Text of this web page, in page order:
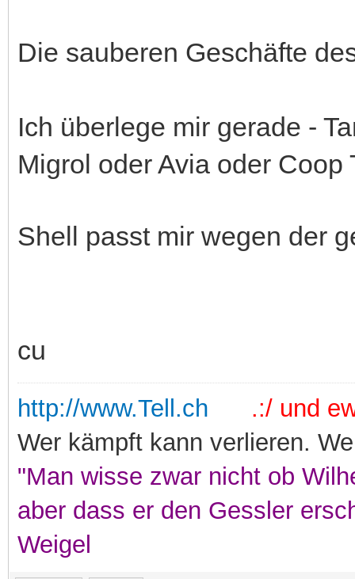
Die sauberen Geschäfte
Ich überlege mir gerade -
Migrol oder Avia oder Coop
Shell passt mir wegen der
cu
http://www.Tell.ch
.:/ und
Wer kämpft kann verlieren.
"Man wisse zwar nicht ob
aber dass er den Gessler
Weigel